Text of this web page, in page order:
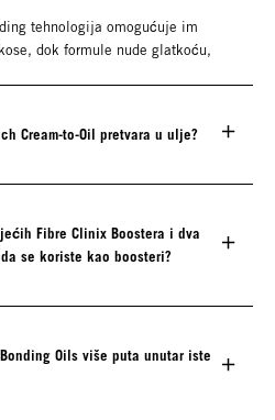
tehnologija omogućuje im
dok formule nude glatkoću,
Cream-to-Oil pretvara u ulje?
Fibre Clinix Boostera i dva
Fibre Clinix Bonding Oilsa kada se koriste kao boosteri?
Oils više puta unutar iste